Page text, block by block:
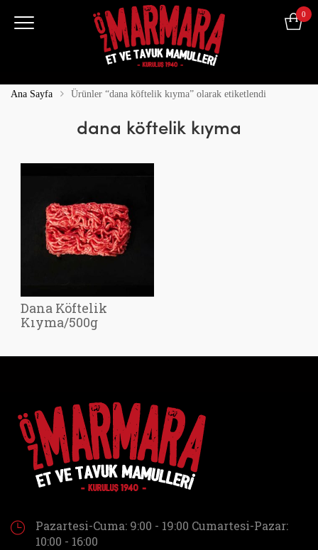
0
Ana Sayfa Ürünler “dana köftelik kıyma” olarak etiketlendi
dana köftelik kıyma
Dana Köftelik
Kıyma/500g
Pazartesi-Cuma: 9:00 - 19:00 Cumartesi-Pazar:
10:00 - 16:00